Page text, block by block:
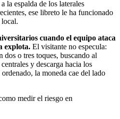
la espalda de los laterales
ese libreto le ha funcionado
local.
cuando el equipo ataca
explota. El visitante no especula:
dos o tres toques, buscando al
y descarga hacia los
la moneda cae del lado
medir el riesgo en